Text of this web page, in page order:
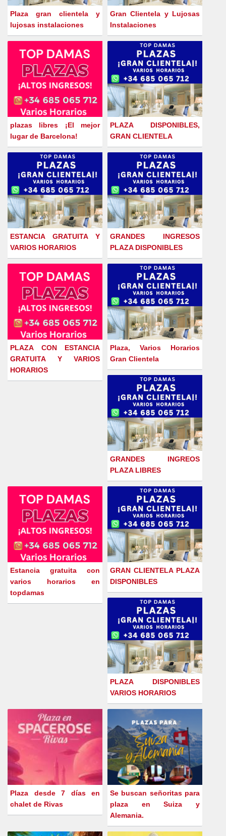
Plaza gran clientela y
lujosas instalaciones
Gran Clientela y Lujosas
Instalaciones
plazas libres ¡El mejor
lugar de Barcelona!
PLAZA DISPONIBLES,
GRAN CLIENTELA
ESTANCIA GRATUITA Y
VARIOS HORARIOS
GRANDES INGRESOS
PLAZA DISPONIBLES
PLAZA CON ESTANCIA
GRATUITA Y VARIOS
HORARIOS
Plaza, Varios Horarios
Gran Clientela
GRANDES INGREOS
PLAZA LIBRES
Estancia gratuita con
varios horarios en
topdamas
GRAN CLIENTELA PLAZA
DISPONIBLES
PLAZA DISPONIBLES
VARIOS HORARIOS
Plaza desde 7 días en
chalet de Rivas
Se buscan señoritas para
plaza en Suiza y
Alemania.